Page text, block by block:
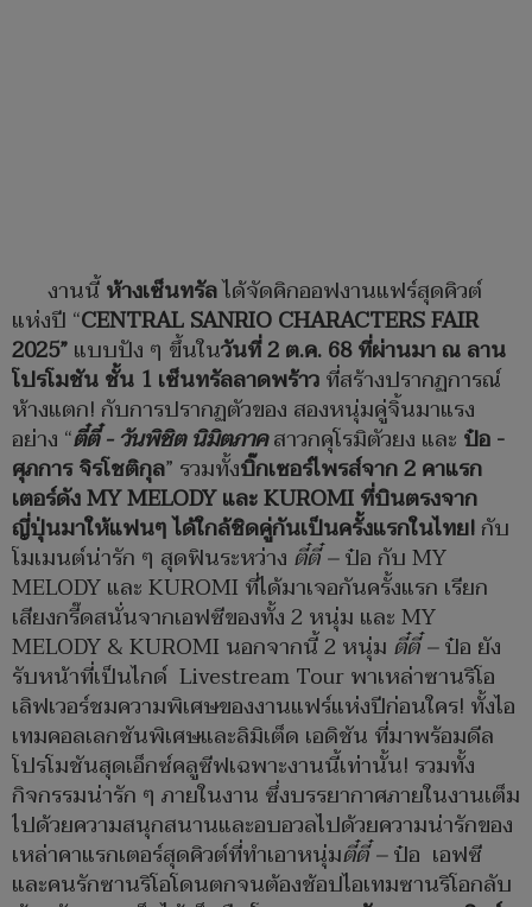
งานนี้ห้างเซ็นทรัลได้จัดคิกออฟงานแฟร์สุดคิวต์
แห่งปี “CENTRAL SANRIO CHARACTERS FAIR
2025”แบบปัง ๆ ขึ้นในวันที่2 ต.ค. 68ที่ผ่านมาณ ลาน
โปรโมชัน ชั้น 1 เซ็นทรัลลาดพร้าวที่สร้างปรากฏการณ์
ห้างแตก! กับการปรากฏตัวของ สองหนุ่มคู่จิ้นมาแรง
อย่าง “ตี๋ตี๋ - วันพิชิต นิมิตภาคสาวกคุโรมิตัวยง และ ป๋อ-
ศุภการ จิรโชติกุล” รวมทั้งบิ๊กเซอร์ไพรส์จาก2 คาแรก
เตอร์ดังMY MELODY และ KUROMIที่บินตรงจาก
ญี่ปุ่นมาให้แฟนๆ ได้ใกล้ชิดคู่กันเป็นครั้งแรกในไทย!กับ
โมเมนต์น่ารัก ๆ สุดฟินระหว่าง ตี๋ตี๋ –ป๋อ กับ MY
MELODY และ KUROMI ที่ได้มาเจอกันครั้งแรก เรียก
เสียงกรี๊ดสนั่นจากเอฟซีของทั้ง 2 หนุ่ม และ MY
MELODY & KUROMI นอกจากนี้ 2 หนุ่ม ตี๋ตี๋ –ป๋อ ยัง
รับหน้าที่เป็นไกด์ Livestream Tour พาเหล่าซานริโอ
เลิฟเวอร์ชมความพิเศษของงานแฟร์แห่งปีก่อนใคร! ทั้งไอ
เทมคอลเลกชันพิเศษและลิมิเต็ด เอดิชัน ที่มาพร้อมดีล
โปรโมชันสุดเอ็กซ์คลูซีฟเฉพาะงานนี้เท่านั้น! รวมทั้ง
กิจกรรมน่ารัก ๆ ภายในงาน ซึ่งบรรยากาศภายในงานเต็ม
ไปด้วยความสนุกสนานและอบอวลไปด้วยความน่ารักของ
เหล่าคาแรกเตอร์สุดคิวต์ที่ทำเอาหนุ่มตี๋ตี๋ –ป๋อ เอฟซี
และคนรักซานริโอโดนตกจนต้องช้อปไอเทมซานริโอกลับ